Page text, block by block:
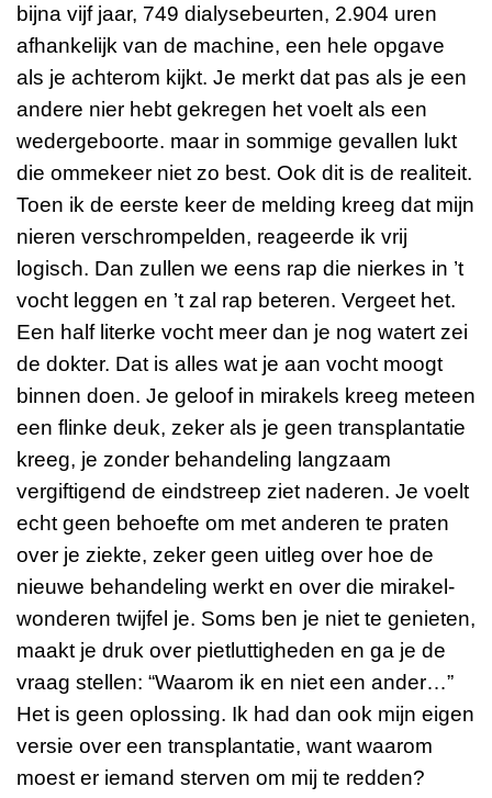
bijna vijf jaar, 749 dialysebeurten, 2.904 uren
afhankelijk van de machine, een hele opgave
als je achterom kijkt. Je merkt dat pas als je een
andere nier hebt gekregen het voelt als een
wedergeboorte. maar in sommige gevallen lukt
die ommekeer niet zo best. Ook dit is de realiteit.
Toen ik de eerste keer de melding kreeg dat mijn
nieren verschrompelden, reageerde ik vrij
logisch. Dan zullen we eens rap die nierkes in ’t
vocht leggen en ’t zal rap beteren. Vergeet het.
Een half literke vocht meer dan je nog watert zei
de dokter. Dat is alles wat je aan vocht moogt
binnen doen. Je geloof in mirakels kreeg meteen
een flinke deuk, zeker als je geen transplantatie
kreeg, je zonder behandeling langzaam
vergiftigend de eindstreep ziet naderen. Je voelt
echt geen behoefte om met anderen te praten
over je ziekte, zeker geen uitleg over hoe de
nieuwe behandeling werkt en over die mirakel-
wonderen twijfel je. Soms ben je niet te genieten,
maakt je druk over pietluttigheden en ga je de
vraag stellen: “Waarom ik en niet een ander…”
Het is geen oplossing. Ik had dan ook mijn eigen
versie over een transplantatie, want waarom
moest er iemand sterven om mij te redden?